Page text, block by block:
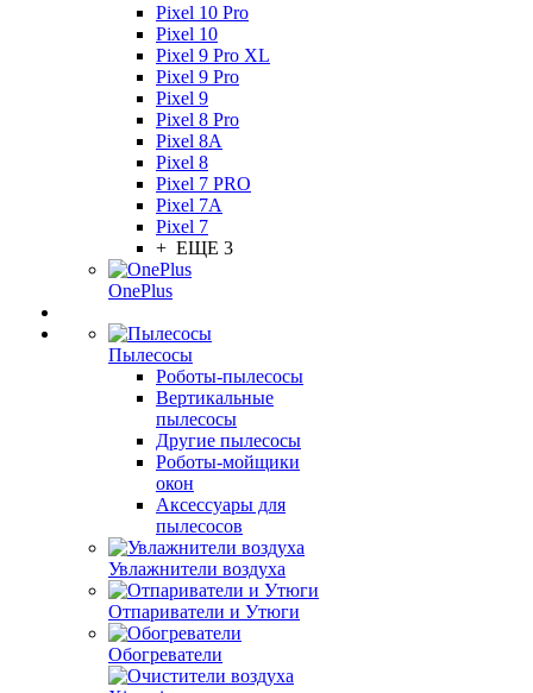
Pixel 10 Pro
Pixel 10
Pixel 9 Pro XL
Pixel 9 Pro
Pixel 9
Pixel 8 Pro
Pixel 8A
Pixel 8
Pixel 7 PRO
Pixel 7A
Pixel 7
+ ЕЩЕ 3
OnePlus
Пылесосы
Роботы-пылесосы
Вертикальные
пылесосы
Другие пылесосы
Роботы-мойщики
окон
Аксессуары для
пылесосов
Увлажнители воздуха
Отпариватели и Утюги
Обогреватели